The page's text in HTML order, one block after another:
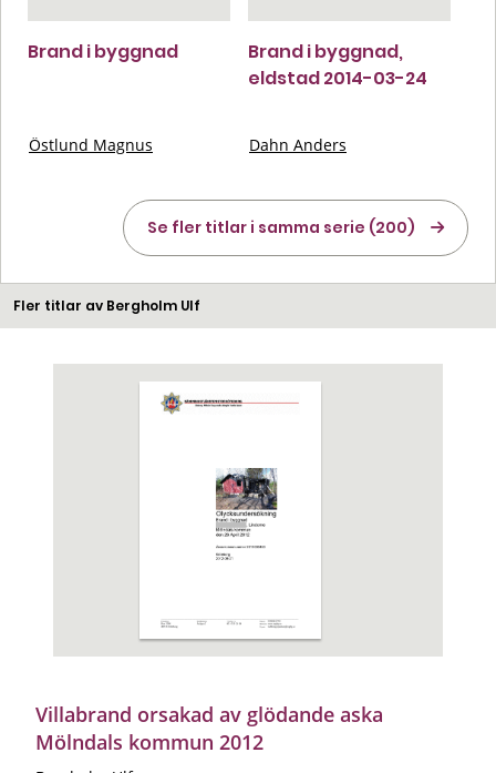
Brand i byggnad
Östlund Magnus
Brand i byggnad,
eldstad 2014-03-24
Dahn Anders
Se fler titlar i samma serie (200)
Fler titlar av Bergholm Ulf
Villabrand orsakad av glödande aska
Mölndals kommun 2012